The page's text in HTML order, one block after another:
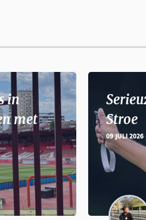
in
met
Stroe
09 JULI 2026